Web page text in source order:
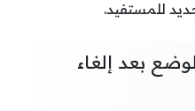
للمستفيد.
بعد إلغاء